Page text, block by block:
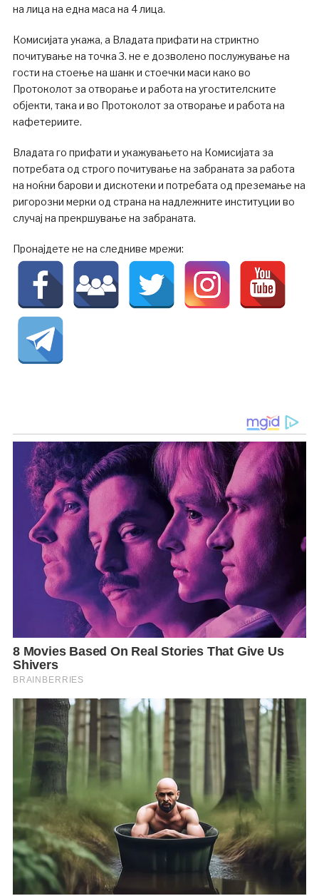
на лица на една маса на 4 лица.
Комисијата укажа, а Владата прифати на стриктно
почитување на точка 3. не е дозволено послужување на
гости на стоење на шанк и стоечки маси како во
Протоколот за отворање и работа на угостителските
објекти, така и во Протоколот за отворање и работа на
кафетериите.
Владата го прифати и укажувањето на Комисијата за
потребата од строго почитување на забраната за работа
на ноќни барови и дискотеки и потребата од преземање на
ригорозни мерки од страна на надлежните институции во
случај на прекршување на забраната.
Пронајдете не на следниве мрежи: